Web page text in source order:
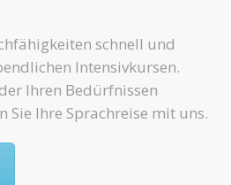
schnell und
Intensivkursen.
Ihren Bedürfnissen
Sie Ihre Sprachreise mit uns.